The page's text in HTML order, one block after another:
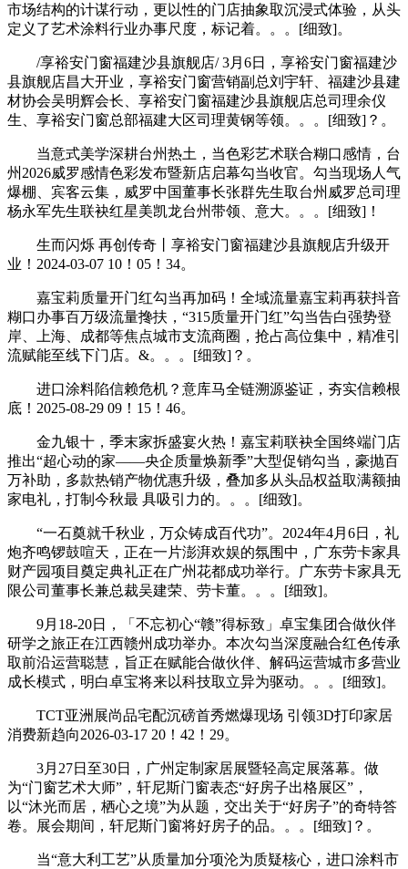
市场结构的计谋行动，更以性的门店抽象取沉浸式体验，从头
定义了艺术涂料行业办事尺度，标记着。。。[细致]。
/享裕安门窗福建沙县旗舰店/ 3月6日，享裕安门窗福建沙
县旗舰店昌大开业，享裕安门窗营销副总刘宇轩、福建沙县建
材协会吴明辉会长、享裕安门窗福建沙县旗舰店总司理余仪
生、享裕安门窗总部福建大区司理黄钢等领。。。[细致]？。
当意式美学深耕台州热土，当色彩艺术联合糊口感情，台
州2026威罗感情色彩发布暨新店启幕勾当收官。勾当现场人气
爆棚、宾客云集，威罗中国董事长张群先生取台州威罗总司理
杨永军先生联袂红星美凯龙台州带领、意大。。。[细致]！
生而闪烁 再创传奇丨享裕安门窗福建沙县旗舰店升级开
业！2024-03-07 10！05！34。
嘉宝莉质量开门红勾当再加码！全域流量嘉宝莉再获抖音
糊口办事百万级流量搀扶，“315质量开门红”勾当告白强势登
岸、上海、成都等焦点城市支流商圈，抢占高位集中，精准引
流赋能至线下门店。&。。。[细致]？。
进口涂料陷信赖危机？意库马全链溯源鉴证，夯实信赖根
底！2025-08-29 09！15！46。
金九银十，季末家拆盛宴火热！嘉宝莉联袂全国终端门店
推出“超心动的家——央企质量焕新季”大型促销勾当，豪抛百
万补助，多款热销产物优惠升级，叠加多从头品权益取满额抽
家电礼，打制今秋最 具吸引力的。。。[细致]。
“一石奠就千秋业，万众铸成百代功”。2024年4月6日，礼
炮齐鸣锣鼓喧天，正在一片澎湃欢娱的氛围中，广东劳卡家具
财产园项目奠定典礼正在广州花都成功举行。广东劳卡家具无
限公司董事长兼总裁吴建荣、劳卡董。。。[细致]。
9月18-20日，「不忘初心“赣”得标致」卓宝集团合做伙伴
研学之旅正在江西赣州成功举办。本次勾当深度融合红色传承
取前沿运营聪慧，旨正在赋能合做伙伴、解码运营城市多营业
成长模式，明白卓宝将来以科技取立异为驱动。。。[细致]。
TCT亚洲展尚品宅配沉磅首秀燃爆现场 引领3D打印家居
消费新趋向2026-03-17 20！42！29。
3月27日至30日，广州定制家居展暨轻高定展落幕。做
为“门窗艺术大师”，轩尼斯门窗表态“好房子出格展区”，
以“沐光而居，栖心之境”为从题，交出关于“好房子”的奇特答
卷。展会期间，轩尼斯门窗将好房子的品。。。[细致]？。
当“意大利工艺”从质量加分项沦为质疑核心，进口涂料市